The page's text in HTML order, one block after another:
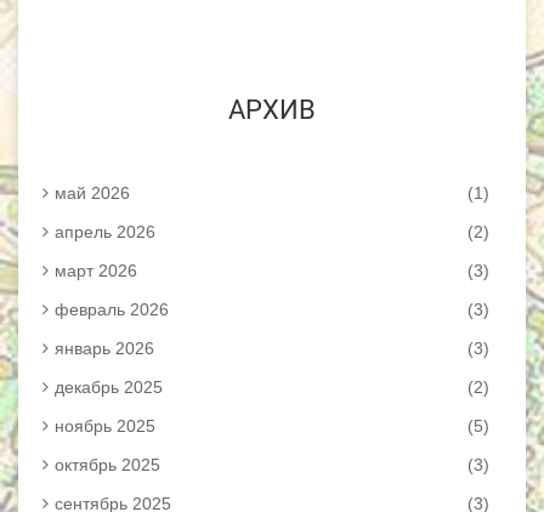
АРХИВ
май 2026
(1)
апрель 2026
(2)
март 2026
(3)
февраль 2026
(3)
январь 2026
(3)
декабрь 2025
(2)
ноябрь 2025
(5)
октябрь 2025
(3)
сентябрь 2025
(3)